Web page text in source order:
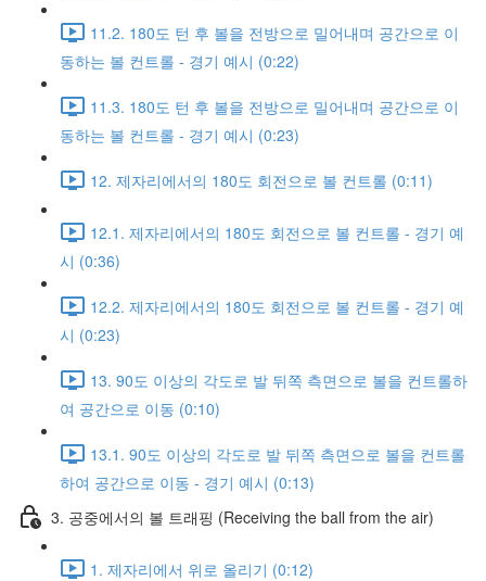
11.2. 180도 턴 후 볼을 전방으로 밀어내며 공간으로 이
동하는 볼 컨트롤 - 경기 예시 (0:22)
11.3. 180도 턴 후 볼을 전방으로 밀어내며 공간으로 이
동하는 볼 컨트롤 - 경기 예시 (0:23)
12. 제자리에서의 180도 회전으로 볼 컨트롤 (0:11)
12.1. 제자리에서의 180도 회전으로 볼 컨트롤 - 경기 예
시 (0:36)
12.2. 제자리에서의 180도 회전으로 볼 컨트롤 - 경기 예
시 (0:23)
13. 90도 이상의 각도로 발 뒤쪽 측면으로 볼을 컨트롤하
여 공간으로 이동 (0:10)
13.1. 90도 이상의 각도로 발 뒤쪽 측면으로 볼을 컨트롤
하여 공간으로 이동 - 경기 예시 (0:13)
3. 공중에서의 볼 트래핑 (Receiving the ball from the air)
1. 제자리에서 위로 올리기 (0:12)